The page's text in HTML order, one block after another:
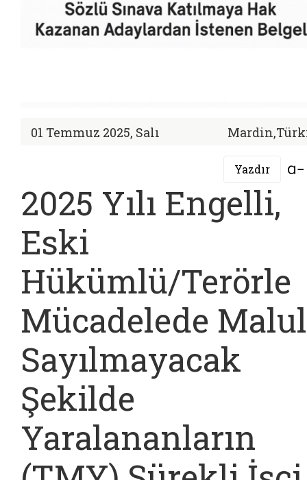
01 Temmuz 2025, Salı
Yazdır
2025 Yılı Engelli,
Eski
Hükümlü/Terörle
Mücadelede Malul
Sayılmayacak
Şekilde
Yaralananların